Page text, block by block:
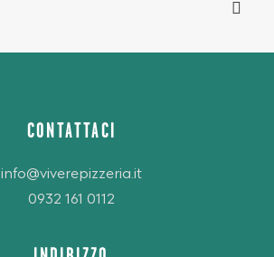
CONTATTACI
info@viverepizzeria.it
0932 161 0112